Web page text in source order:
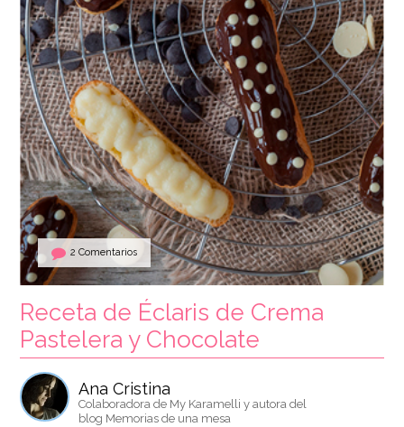
2 Comentarios
Receta de Éclaris de Crema
Pastelera y Chocolate
Ana Cristina
Colaboradora de My Karamelli y autora del
blog Memorias de una mesa